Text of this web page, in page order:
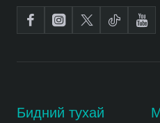
Бидний тухай